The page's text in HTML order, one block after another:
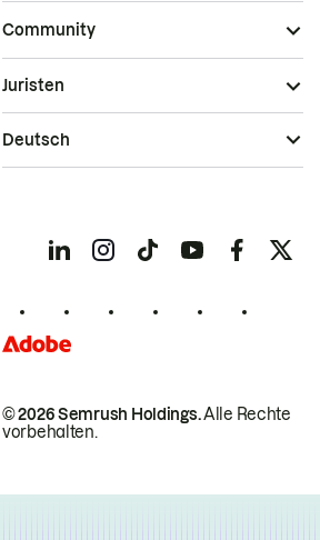
Community
© 2026 Semrush Holdings.Alle Rechte
vorbehalten.
Juristen
Deutsch